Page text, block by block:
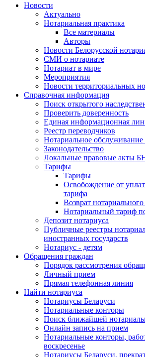
Новости
Актуально
Нотариальная практика
Все материалы
Авторы
Новости Белорусской
СМИ о нотариате
Нотариат в мире
Мероприятия
Новости территориальных
Справочная информация
Поиск открытого
Проверить доверенность
Единая информационная
Реестр переводчиков
Нотариальное обслуживание
Законодательство
Локальные правовые акты
Тарифы
Тарифы
Освобождение от
тарифа
Возврат
Нотариальный тариф
Депозит нотариуса
Публичные реестры
иностранных государств
Нотариус - детям
Обращения граждан
Порядок рассмотрения
Личный прием
Прямая телефонная линия
Найти нотариуса
Нотариусы Беларуси
Нотариальные конторы
Поиск ближайшей
Онлайн запись на прием
Нотариальные конторы,
воскресенье
Нотариусы Беларуси,